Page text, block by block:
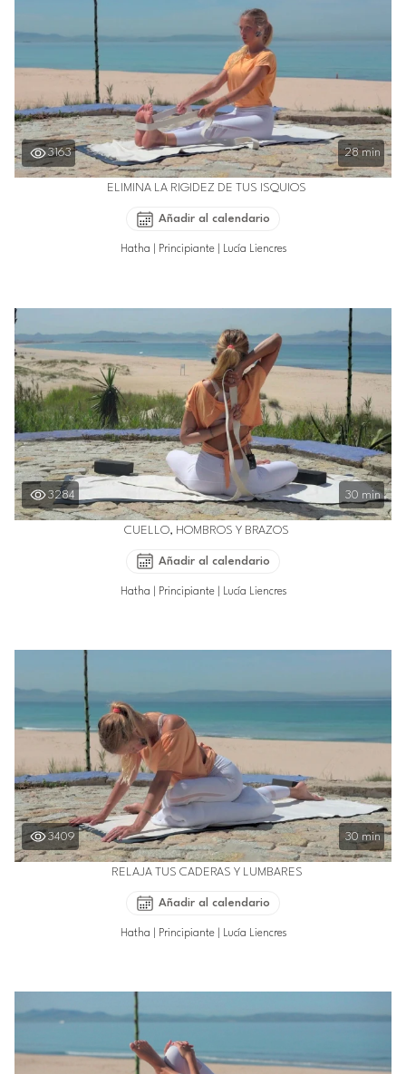
3163 28 min
ELIMINA LA RIGIDEZ DE TUS ISQUIOS
Añadir al calendario
Hatha Principiante Lucía Liencres
3284 30 min
CUELLO, HOMBROS Y BRAZOS
Añadir al calendario
Hatha Principiante Lucía Liencres
3409 30 min
RELAJA TUS CADERAS Y LUMBARES
Añadir al calendario
Hatha Principiante Lucía Liencres